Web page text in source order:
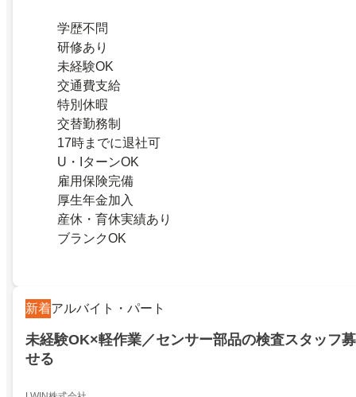
学歴不問
研修あり
未経験OK
交通費支給
特別休暇
交替勤務制
17時までに退社可
U・IターンOK
雇用保険完備
厚生年金加入
産休・育休実績あり
ブランクOK
新着アルバイト・パート
未経験OK×軽作業／センサー部品の検査スタッフ
せる